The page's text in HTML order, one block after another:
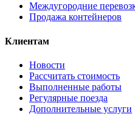
Междугородние
Продажа контейнеров
Клиентам
Новости
Рассчитать стоимость
Выполненные работы
Регулярные поезда
Дополнительные услуги